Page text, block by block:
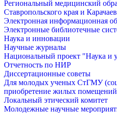
Региональный медицинский
Ставропольского края и
Электронная информационная
Электронные библиотечные
Наука и инновации
Научные журналы
Национальный проект "Наука и
Отчетность по НИР
Диссертационные советы
Для молодых ученых СтГМУ
приобретение жилых
Локальный этический комитет
Молодежные научные